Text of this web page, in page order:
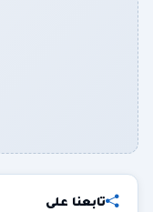
تابعنا على